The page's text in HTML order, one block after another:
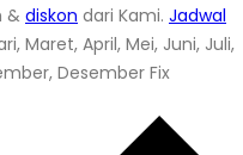
& diskon dari Kami. Jadwal
Maret, April, Mei, Juni, Juli,
Desember Fix